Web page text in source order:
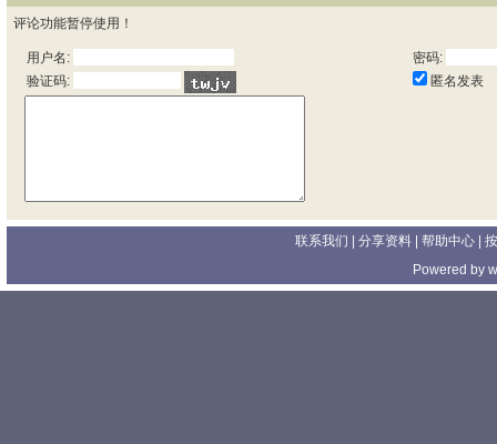
评论功能暂停使用！
用户名:
密码:
验证码:
匿名发表
联系我们 | 分享资料 | 帮助中心
Powered by